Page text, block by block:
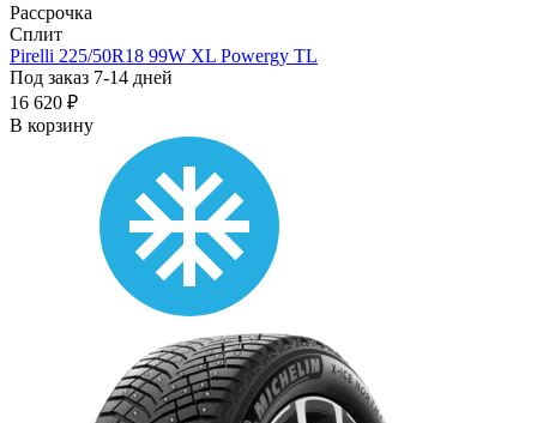
Рассрочка
Сплит
Pirelli 225/50R18 99W XL Powergy TL
Под заказ 7-14 дней
16 620 ₽
В корзину